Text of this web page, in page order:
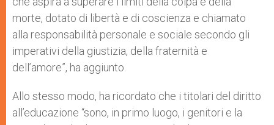
morte, dotato di libertà e di coscienza e chiamato
alla responsabilità personale e sociale secondo gli
imperativi della giustizia, della fraternità e
dell’amore”, ha aggiunto.
Allo stesso modo, ha ricordato che i titolari del diritto
all’educazione “sono, in primo luogo, i genitori e la